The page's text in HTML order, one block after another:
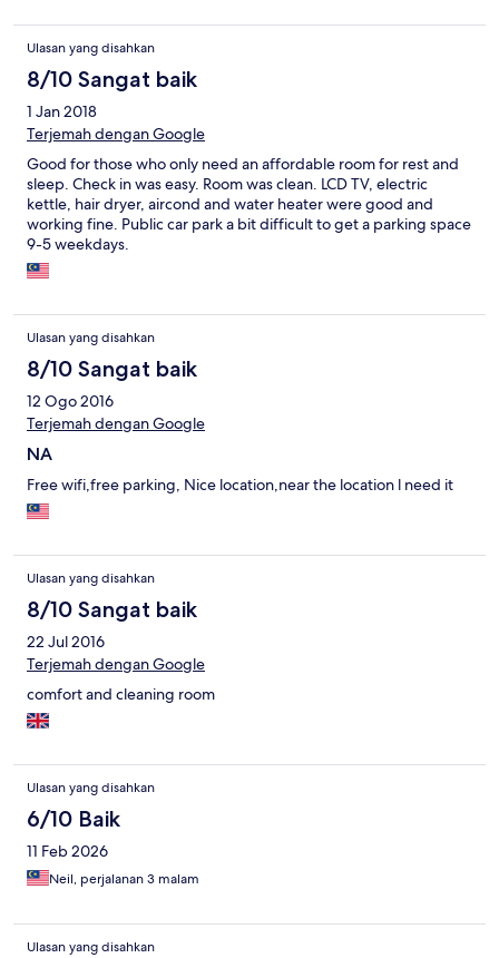
Ulasan yang disahkan
8/10 Sangat baik
1 Jan 2018
Terjemah dengan Google
Good for those who only need an affordable room for rest and
sleep. Check in was easy. Room was clean. LCD TV, electric
kettle, hair dryer, aircond and water heater were good and
working fine. Public car park a bit difficult to get a parking space
9-5 weekdays.
Ulasan yang disahkan
8/10 Sangat baik
12 Ogo 2016
Terjemah dengan Google
NA
Free wifi,free parking, Nice location,near the location l need it
Ulasan yang disahkan
8/10 Sangat baik
22 Jul 2016
Terjemah dengan Google
comfort and cleaning room
Ulasan yang disahkan
6/10 Baik
11 Feb 2026
Neil, perjalanan 3 malam
Ulasan yang disahkan